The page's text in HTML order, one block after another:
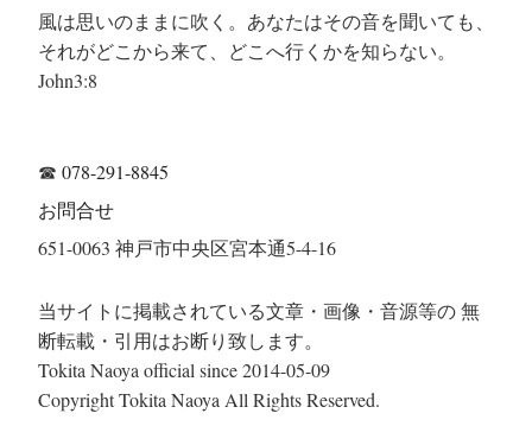
風は思いのままに吹く。あなたはその音を聞いても、
それがどこから来て、どこへ行くかを知らない。
John3:8
☎ 078-291-8845
お問合せ
651-0063 神戸市中央区宮本通5-4-16
当サイトに掲載されている文章・画像・音源等の 無
断転載・引用はお断り致します。
Tokita Naoya official since 2014-05-09
Copyright Tokita Naoya All Rights Reserved.